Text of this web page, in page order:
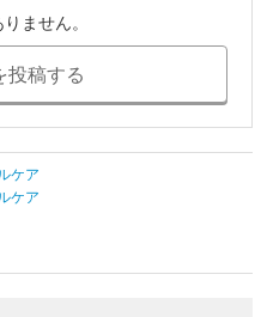
ません。
投稿する
ケア
ケア